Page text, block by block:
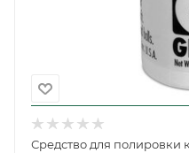
Средство для полировки